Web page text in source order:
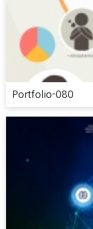
Portfolio-080